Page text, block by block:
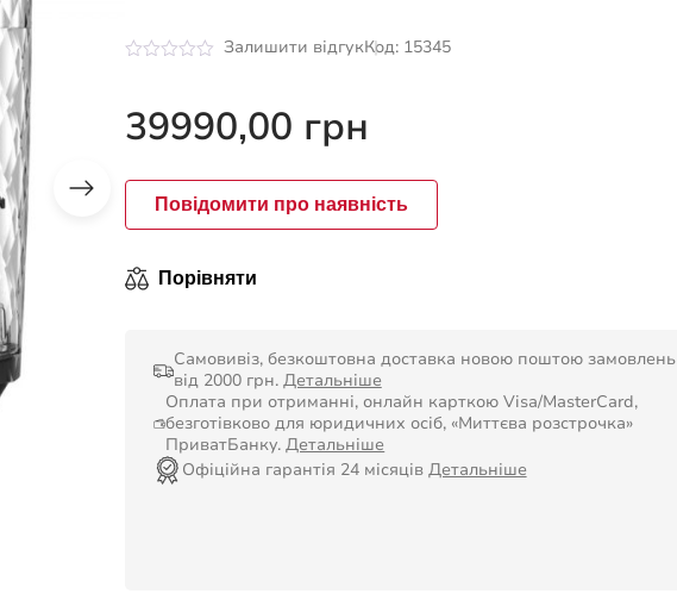
з
5
Залишити відгукКод: 15345
39990,00 грн
Повідомити про наявність
Порівняти
Самовивіз, безкоштовна доставка новою поштою замовлень
від 2000 грн. Детальніше
Оплата при отриманні, онлайн карткою Visa/MasterCard,
безготівково для юридичних осіб, «Миттєва розстрочка»
ПриватБанку. Детальніше
Офіційна гарантія 24 місяців Детальніше